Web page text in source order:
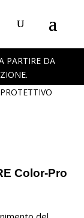
PARTIRE DA
Color-Pro